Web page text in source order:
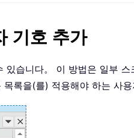
기호 추가
습니다。 이 방법은 일부
록을(를) 적용해야 하는 사용